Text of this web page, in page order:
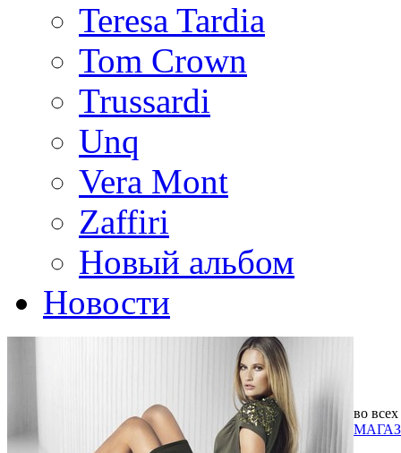
Teresa Tardia
Tom Crown
Trussardi
Unq
Vera Mont
Zaffiri
Новый альбом
Новости
во всех